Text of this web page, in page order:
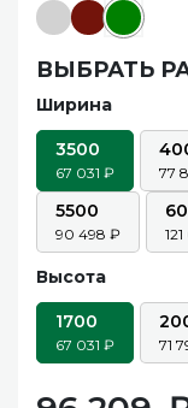
ВЫБРАТЬ
Ширина
3500
67 031 77
5500
90 498
Высота
1700
67 031 71